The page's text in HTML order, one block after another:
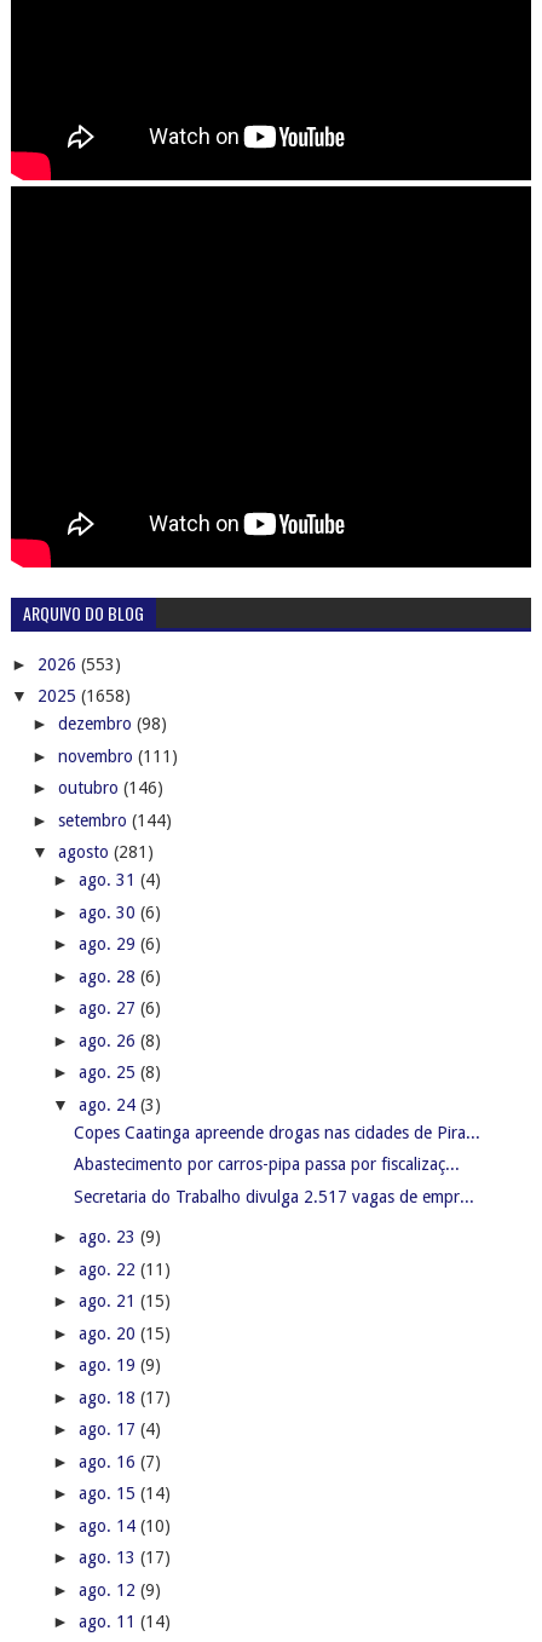
ARQUIVO DO BLOG
► 2026 (553)
▼ 2025 (1658)
► dezembro (98)
► novembro (111)
► outubro (146)
► setembro (144)
▼ agosto (281)
► ago. 31 (4)
► ago. 30 (6)
► ago. 29 (6)
► ago. 28 (6)
► ago. 27 (6)
► ago. 26 (8)
► ago. 25 (8)
▼ ago. 24 (3)
Copes Caatinga apreende drogas nas cidades de Pira...
Abastecimento por carros-pipa passa por fiscalizaç...
Secretaria do Trabalho divulga 2.517 vagas de empr...
► ago. 23 (9)
► ago. 22 (11)
► ago. 21 (15)
► ago. 20 (15)
► ago. 19 (9)
► ago. 18 (17)
► ago. 17 (4)
► ago. 16 (7)
► ago. 15 (14)
► ago. 14 (10)
► ago. 13 (17)
► ago. 12 (9)
► ago. 11 (14)